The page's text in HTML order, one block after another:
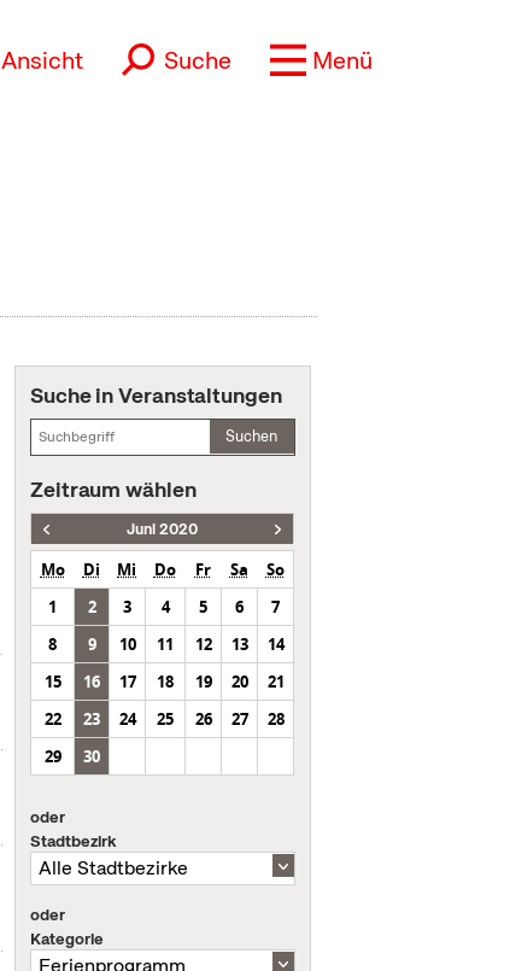
Ansicht Suche Menü
Suche in Veranstaltungen
Suchen
Zeitraum wählen
Juni 2020
Mo Di Mi Do Fr Sa
So
1
2 3 4 5 6
7
8
9 10 11 12 13
14
15
16 17 18 19 20
21
22
23 24 25 26 27
28
29
30
oder
Stadtbezirk
oder
Kategorie